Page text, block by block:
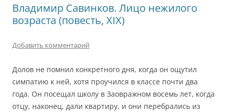
Владимир Савинков. Лицо нежилого
возраста (повесть, XIX)
Добавить комментарий
Долов не помнил конкретного дня, когда он ощутил
симпатию к ней, хотя проучился в классе почти два
года. Он посещал школу в Заовражном восемь лет, когда
отцу, наконец, дали квартиру, и они перебрались из